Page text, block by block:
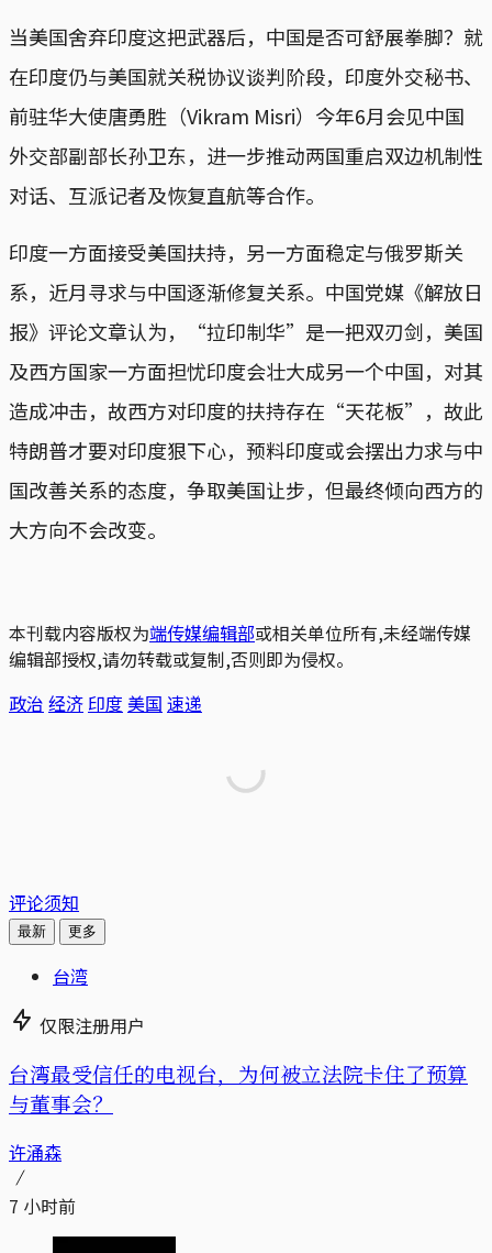
当美国舍弃印度这把武器后，中国是否可舒展拳脚？就
在印度仍与美国就关税协议谈判阶段，印度外交秘书、
前驻华大使唐勇胜（Vikram Misri）今年6月会见中国
外交部副部长孙卫东，进一步推动两国重启双边机制性
对话、互派记者及恢复直航等合作。
印度一方面接受美国扶持，另一方面稳定与俄罗斯关
系，近月寻求与中国逐渐修复关系。中国党媒《解放日
报》评论文章认为，“拉印制华”是一把双刃剑，美国
及西方国家一方面担忧印度会壮大成另一个中国，对其
造成冲击，故西方对印度的扶持存在“天花板”，故此
特朗普才要对印度狠下心，预料印度或会摆出力求与中
国改善关系的态度，争取美国让步，但最终倾向西方的
大方向不会改变。
本刊载内容版权为端传媒编辑部或相关单位所有,未经端传媒
编辑部授权,请勿转载或复制,否则即为侵权。
政治 经济 印度 美国 速递
评论须知
最新 更多
台湾
仅限注册用户
台湾最受信任的电视台，为何被立法院卡住了预算
与董事会？
许涌森
7 小时前